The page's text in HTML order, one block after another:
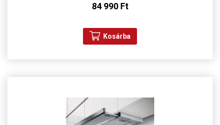
84 990 Ft
Kosárba